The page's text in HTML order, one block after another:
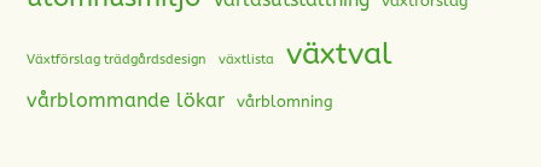
Växtförslag trädgårdsdesign växtlista växtval
vårblommande lökar vårblomning